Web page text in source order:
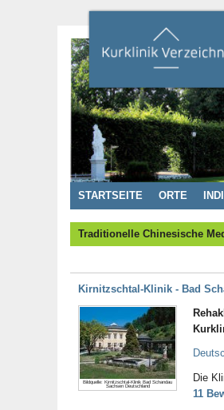
STARTSEITE ORTE
Traditionelle Chinesische
Kirnitzschtal-Klinik - Bad
Bildquelle: Kirnitzschtal-Klinik Bad Schandau
Sachsen Deutschland
Die
11